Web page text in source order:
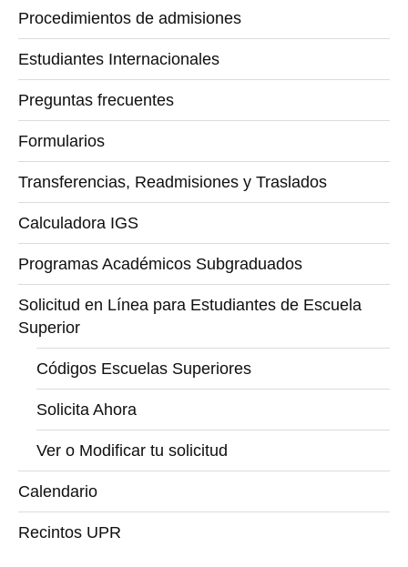
Procedimientos de admisiones
Estudiantes Internacionales
Preguntas frecuentes
Formularios
Transferencias, Readmisiones y Traslados
Calculadora IGS
Programas Académicos Subgraduados
Solicitud en Línea para Estudiantes de Escuela
Superior
Códigos Escuelas Superiores
Solicita Ahora
Ver o Modificar tu solicitud
Calendario
Recintos UPR